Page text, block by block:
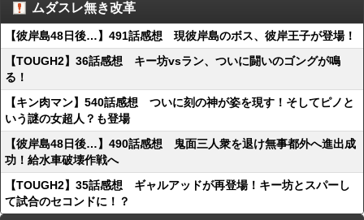
ムダスレ無き改革
【彼岸島48日後…】491話感想 現彼岸島のボス、彼岸王子が登場！
【TOUGH2】36話感想 キー坊vsラン、ついに闘いのゴングが鳴
る！
【キン肉マン】540話感想 ついに刻の神が姿を現す！そしてピノと
いう謎の女超人？も登場
【彼岸島48日後…】490話感想 鬼面三人衆を退け無事都外へ進出成
功！給水車破壊作戦へ
【TOUGH2】35話感想 ギャルアッドが再登場！キー坊とスパーし
て試合のセコンドに！？